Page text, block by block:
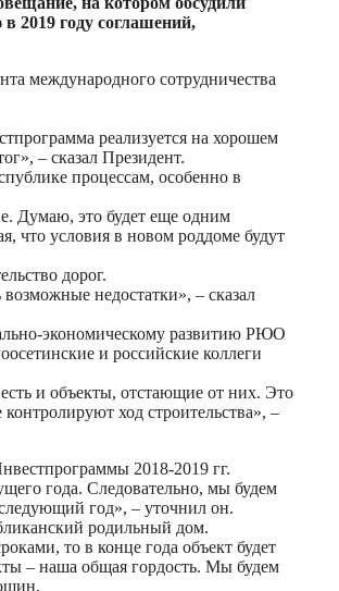
2019 году соглашений,
международного сотрудничества
реализуется на хорошем
– сказал Президент.
процессам, особенно в
Думаю, это будет еще одним
что условия в новом роддоме будут
дорог.
недостатки», – сказал
экономическому развитию РЮО
и российские коллеги
и объекты, отстающие от них. Это
ход строительства», –
2018-2019 гг.
года. Следовательно, мы будем
год», – уточнил он.
родильный дом.
то в конце года объект будет
– наша общая гордость. Мы будем